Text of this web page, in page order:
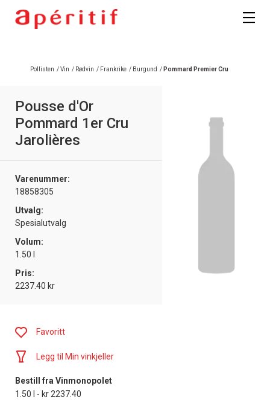
Pollisten /Vin / Rødvin / Frankrike / Burgund / Pommard Premier Cru
Pousse d'Or
Pommard 1er Cru
Jarolières
Varenummer:
18858305
Utvalg:
Spesialutvalg
Volum:
1.50 l
Pris:
2237.40 kr
Favoritt
Legg til Min vinkjeller
Bestill fra Vinmonopolet
1.50 l - kr 2237.40